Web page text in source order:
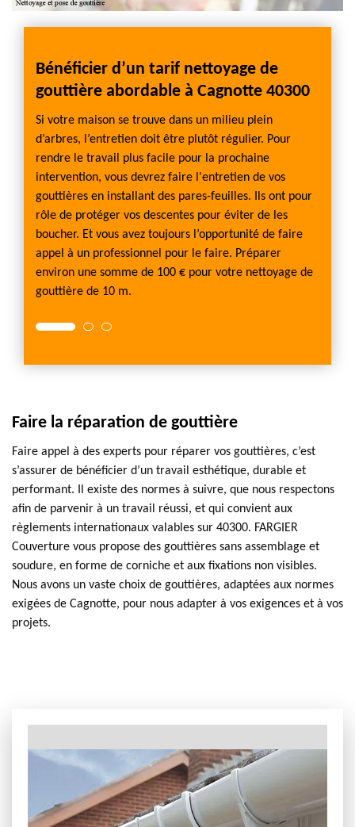
Bénéficier d’un tarif nettoyage de
gouttière abordable à Cagnotte 40300
Si votre maison se trouve dans un milieu plein
d’arbres, l’entretien doit être plutôt régulier. Pour
rendre le travail plus facile pour la prochaine
intervention, vous devrez faire l'entretien de vos
gouttières en installant des pares-feuilles. Ils ont pour
rôle de protéger vos descentes pour éviter de les
boucher. Et vous avez toujours l’opportunité de faire
appel à un professionnel pour le faire. Préparer
environ une somme de 100 € pour votre nettoyage de
gouttière de 10 m.
Faire la réparation de gouttière
Faire appel à des experts pour réparer vos gouttières, c’est
s’assurer de bénéficier d’un travail esthétique, durable et
performant. Il existe des normes à suivre, que nous respectons
afin de parvenir à un travail réussi, et qui convient aux
règlements internationaux valables sur 40300. FARGIER
Couverture vous propose des gouttières sans assemblage et
soudure, en forme de corniche et aux fixations non visibles.
Nous avons un vaste choix de gouttières, adaptées aux normes
exigées de Cagnotte, pour nous adapter à vos exigences et à vos
projets.